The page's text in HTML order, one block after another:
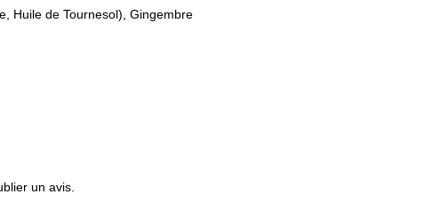
Huile de Tournesol), Gingembre
un avis.